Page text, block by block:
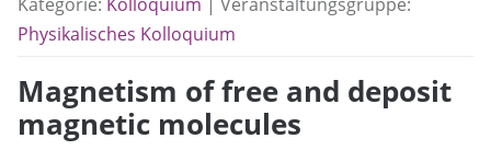
Physikalisches Kolloquium
Magnetism of free and deposit
magnetic molecules